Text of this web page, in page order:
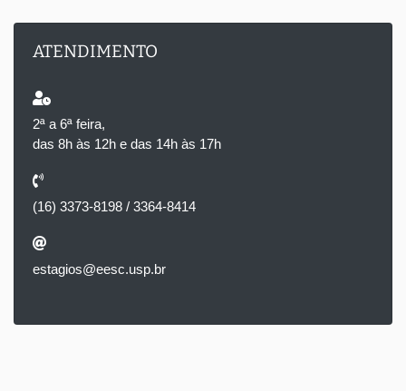
ATENDIMENTO
2ª a 6ª feira,
das 8h às 12h e das 14h às 17h
(16) 3373-8198 / 3364-8414
estagios@eesc.usp.br